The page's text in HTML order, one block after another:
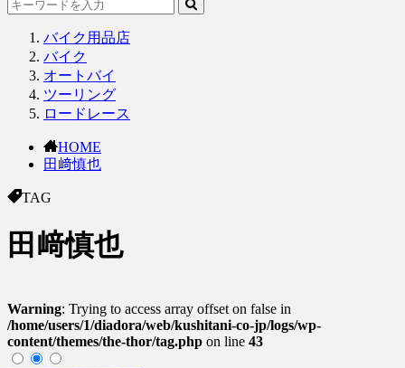
バイク用品店
バイク
オートバイ
ツーリング
ロードレース
HOME
田﨑慎也
TAG
田﨑慎也
Warning: Trying to access array offset on false in
/home/users/1/diadora/web/kushitani-co-jp/logs/wp-
content/themes/the-thor/tag.php on line 43